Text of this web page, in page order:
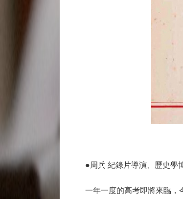
●周兵 紀錄片導演、歷史學
一年一度的高考即將來臨，今